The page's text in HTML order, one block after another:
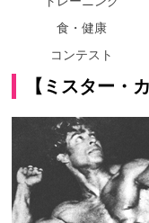
食・健康
コンテスト
【ミスター・